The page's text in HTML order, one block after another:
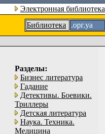
Электронная библиотека
Библиотека
.орг.уа
Разделы:
Бизнес литература
Гадание
Детективы. Боевики.
Триллеры
Детская литература
Наука. Техника.
Медицина